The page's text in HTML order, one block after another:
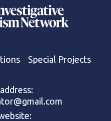
Special Projects